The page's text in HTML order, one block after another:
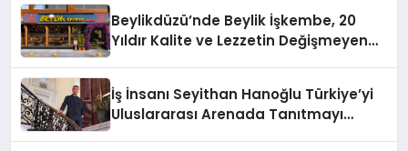
Hayata Geçirecek
Beylikdüzü’nde Beylik İşkembe, 20
Yıldır Kalite ve Lezzetin Değişmeyen
İş İnsanı Seyithan Hanoğlu Türkiye’yi
Uluslararası Arenada Tanıtmayı